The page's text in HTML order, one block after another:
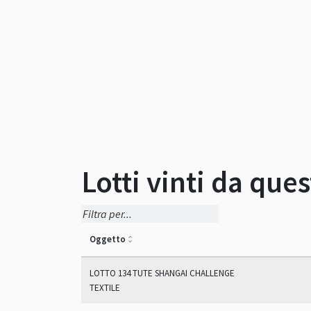
Lotti vinti da
Oggetto
LOTTO 134 TUTE SHANGAI CHALLENGE
TEXTILE